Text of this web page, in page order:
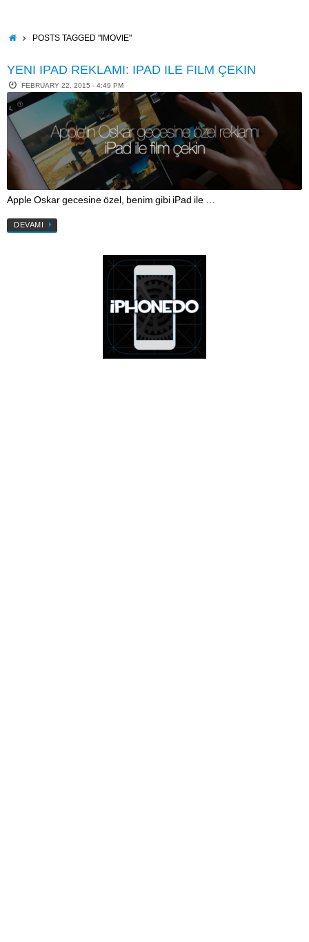
contentHOMEPOSTS TAGGED "IMOVIE"
YENI IPAD REKLAMI: IPAD ILE FILM ÇEKIN
FEBRUARY 22, 2015 - 4:49 PM
Apple Oskar gecesine özel, benim gibi iPad ile …
DEVAMI